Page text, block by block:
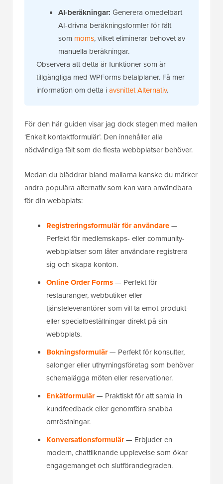
AI-beräkningar: Generera omedelbart
AI-drivna beräkningsformler för fält
som moms, vilket eliminerar behovet av
manuella beräkningar.
Observera att detta är funktioner som är
tillgängliga med WPForms betalplaner. Få mer
information om detta iavsnittet Alternativ.
För den här guiden visar jag dock stegen med mallen
‘Enkelt kontaktformulär’. Den innehåller alla
nödvändiga fält som de flesta webbplatser behöver.
Medan du bläddrar bland mallarna kanske du märker
andra populära alternativ som kan vara användbara
för din webbplats:
Registreringsformulär för användare—
Perfekt för medlemskaps- eller community-
webbplatser som låter användare registrera
sig och skapa konton.
Online Order Forms— Perfekt för
restauranger, webbutiker eller
tjänsteleverantörer som vill ta emot produkt-
eller specialbeställningar direkt på sin
webbplats.
Bokningsformulär— Perfekt för konsulter,
salonger eller uthyrningsföretag som behöver
schemalägga möten eller reservationer.
Enkätformulär— Praktiskt för att samla in
kundfeedback eller genomföra snabba
omröstningar.
Konversationsformulär— Erbjuder en
modern, chattliknande upplevelse som ökar
engagemanget och slutförandegraden.